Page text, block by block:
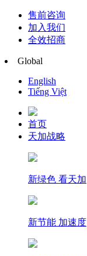
售前咨询
加入我们
全效招商
Global
English
Tiếng Việt
首页
天加战略
新绿色 看天加
新节能 加速度